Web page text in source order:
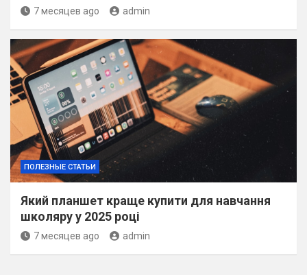
7 месяцев ago admin
ПОЛЕЗНЫЕ СТАТЬИ
Який планшет краще купити для навчання
школяру у 2025 році
7 месяцев ago admin